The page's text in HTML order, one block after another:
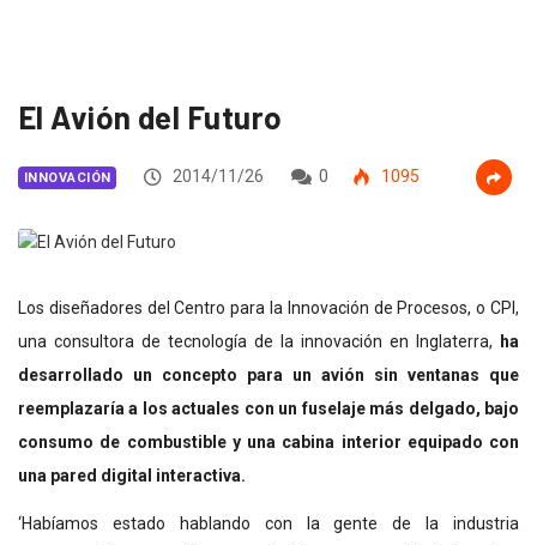
El Avión del Futuro
INNOVACIÓN 2014/11/26 0 1095
Los diseñadores del Centro para la Innovación de Procesos, o CPI,
una consultora de tecnología de la innovación en Inglaterra,
ha
desarrollado un concepto para un avión sin ventanas que
reemplazaría a los actuales con un fuselaje más delgado, bajo
consumo de combustible y una cabina interior equipado con
una pared digital interactiva.
‘Habíamos estado hablando con la gente de la industria